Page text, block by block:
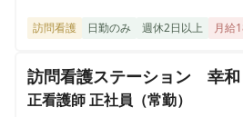
《名古屋市千種区》有給消化率
業ほぼゼロ◎ゆったり向き合う看
ス病院
訪問看護 日勤のみ 週休2日以上 月給
訪問看護ステーション 幸和
正看護師正社員（常勤）